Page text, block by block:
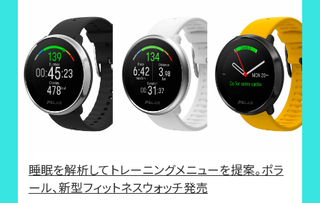
睡眠を解析してトレーニングメニューを提案。ポラ
ール、新型フィットネスウォッチ発売